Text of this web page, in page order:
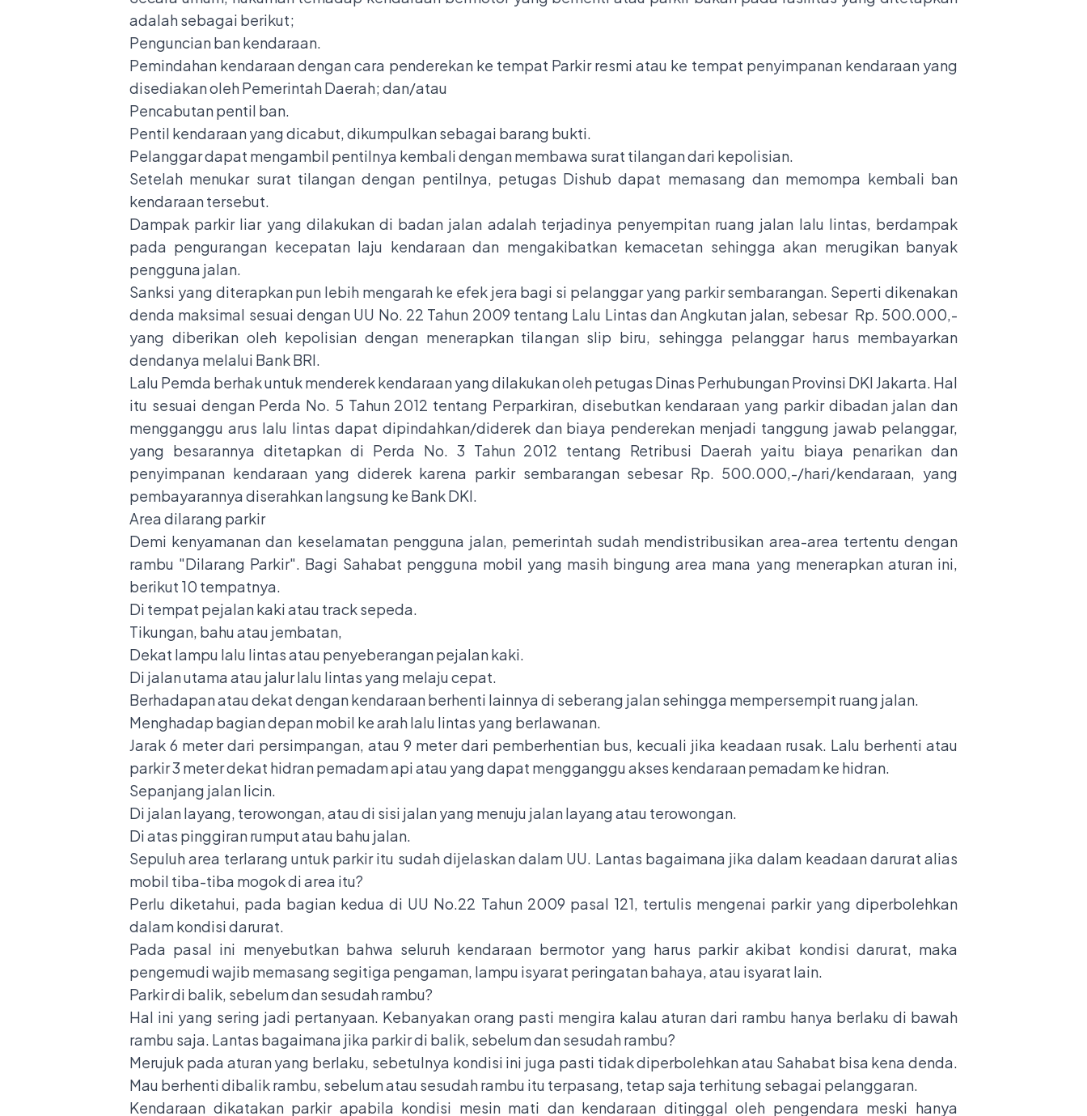
adalah sebagai berikut;
Penguncian ban kendaraan.
Pemindahan kendaraan dengan cara penderekan ke tempat Parkir resmi atau ke tempat penyimpanan kendaraan yang
disediakan oleh Pemerintah Daerah; dan/atau
Pencabutan pentil ban.
Pentil kendaraan yang dicabut, dikumpulkan sebagai barang bukti.
Pelanggar dapat mengambil pentilnya kembali dengan membawa surat tilangan dari kepolisian.
Setelah menukar surat tilangan dengan pentilnya, petugas Dishub dapat memasang dan memompa kembali ban
kendaraan tersebut.
Dampak parkir liar yang dilakukan di badan jalan adalah terjadinya penyempitan ruang jalan lalu lintas, berdampak
pada pengurangan kecepatan laju kendaraan dan mengakibatkan kemacetan sehingga akan merugikan banyak
pengguna jalan.
Sanksi yang diterapkan pun lebih mengarah ke efek jera bagi si pelanggar yang parkir sembarangan. Seperti dikenakan
denda maksimal sesuai dengan UU No. 22 Tahun 2009 tentang Lalu Lintas dan Angkutan jalan, sebesar Rp. 500.000,-
yang diberikan oleh kepolisian dengan menerapkan tilangan slip biru, sehingga pelanggar harus membayarkan
dendanya melalui Bank BRI.
Lalu Pemda berhak untuk menderek kendaraan yang dilakukan oleh petugas Dinas Perhubungan Provinsi DKI Jakarta. Hal
itu sesuai dengan Perda No. 5 Tahun 2012 tentang Perparkiran, disebutkan kendaraan yang parkir dibadan jalan dan
mengganggu arus lalu lintas dapat dipindahkan/diderek dan biaya penderekan menjadi tanggung jawab pelanggar,
yang besarannya ditetapkan di Perda No. 3 Tahun 2012 tentang Retribusi Daerah yaitu biaya penarikan dan
penyimpanan kendaraan yang diderek karena parkir sembarangan sebesar Rp. 500.000,-/hari/kendaraan, yang
pembayarannya diserahkan langsung ke Bank DKI.
Area dilarang parkir
Demi kenyamanan dan keselamatan pengguna jalan, pemerintah sudah mendistribusikan area-area tertentu dengan
rambu "Dilarang Parkir". Bagi Sahabat pengguna mobil yang masih bingung area mana yang menerapkan aturan ini,
berikut 10 tempatnya.
Di tempat pejalan kaki atau track sepeda.
Tikungan, bahu atau jembatan,
Dekat lampu lalu lintas atau penyeberangan pejalan kaki.
Di jalan utama atau jalur lalu lintas yang melaju cepat.
Berhadapan atau dekat dengan kendaraan berhenti lainnya di seberang jalan sehingga mempersempit ruang jalan.
Menghadap bagian depan mobil ke arah lalu lintas yang berlawanan.
Jarak 6 meter dari persimpangan, atau 9 meter dari pemberhentian bus, kecuali jika keadaan rusak. Lalu berhenti atau
parkir 3 meter dekat hidran pemadam api atau yang dapat mengganggu akses kendaraan pemadam ke hidran.
Sepanjang jalan licin.
Di jalan layang, terowongan, atau di sisi jalan yang menuju jalan layang atau terowongan.
Di atas pinggiran rumput atau bahu jalan.
Sepuluh area terlarang untuk parkir itu sudah dijelaskan dalam UU. Lantas bagaimana jika dalam keadaan darurat alias
mobil tiba-tiba mogok di area itu?
Perlu diketahui, pada bagian kedua di UU No.22 Tahun 2009 pasal 121, tertulis mengenai parkir yang diperbolehkan
dalam kondisi darurat.
Pada pasal ini menyebutkan bahwa seluruh kendaraan bermotor yang harus parkir akibat kondisi darurat, maka
pengemudi wajib memasang segitiga pengaman, lampu isyarat peringatan bahaya, atau isyarat lain.
Parkir di balik, sebelum dan sesudah rambu?
Hal ini yang sering jadi pertanyaan. Kebanyakan orang pasti mengira kalau aturan dari rambu hanya berlaku di bawah
rambu saja. Lantas bagaimana jika parkir di balik, sebelum dan sesudah rambu?
Merujuk pada aturan yang berlaku, sebetulnya kondisi ini juga pasti tidak diperbolehkan atau Sahabat bisa kena denda.
Mau berhenti dibalik rambu, sebelum atau sesudah rambu itu terpasang, tetap saja terhitung sebagai pelanggaran.
Kendaraan dikatakan parkir apabila kondisi mesin mati dan kendaraan ditinggal oleh pengendara meski hanya